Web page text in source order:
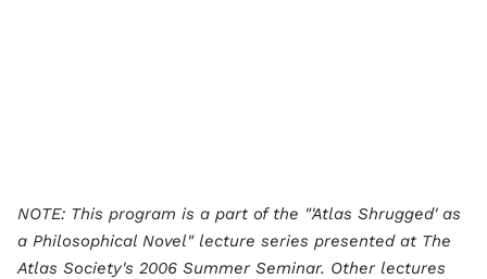
NOTE: This program is a part of the "'Atlas Shrugged' as
a Philosophical Novel" lecture series presented at The
Atlas Society's 2006 Summer Seminar. Other lectures